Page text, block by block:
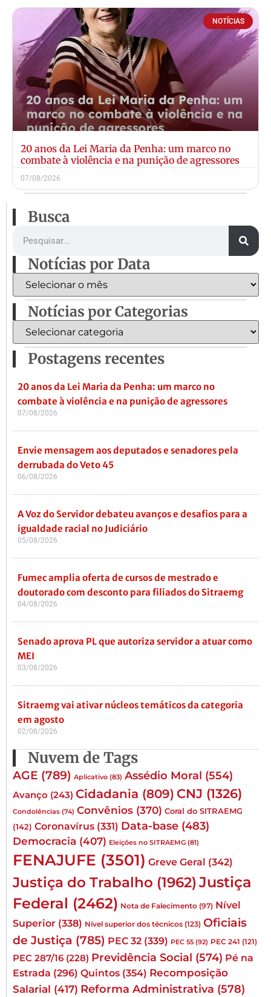
NOTÍCIAS
20 anos da Lei Maria da Penha: um marco no
combate à violência e na punição de agressores
07/08/2026
Busca
Notícias por Data
Notícias por Categorias
Postagens recentes
20 anos da Lei Maria da Penha: um marco no
combate à violência e na punição de agressores
07/08/2026
Envie mensagem aos deputados e senadores pela
derrubada do Veto 45
06/08/2026
A Voz do Servidor debateu avanços e desafios para a
igualdade racial no Judiciário
05/08/2026
Fumec amplia oferta de cursos de mestrado e
doutorado com desconto para filiados do Sitraemg
04/08/2026
Senado aprova PL que autoriza servidor a atuar como
MEI
03/08/2026
Sitraemg vai ativar núcleos temáticos da categoria
em agosto
02/08/2026
Nuvem de Tags
AGE (789) Aplicativo (83) Assédio Moral (554)
Avanço (243) Cidadania (809) CNJ (1326)
Condolências (74) Convênios (370) Coral do SITRAEMG
(142) Coronavírus (331) Data-base (483)
Democracia (407) Eleições no SITRAEMG (81)
FENAJUFE (3501) Greve Geral (342)
Justiça do Trabalho (1962) Justiça
Federal (2462) Nota de Falecimento (97) Nível
Superior (338) Nível superior dos técnicos (123) Oficiais
de Justiça (785) PEC 32 (339) PEC 55 (92) PEC 241 (121)
PEC 287/16 (228) Previdência Social (574) Pé na
Estrada (296) Quintos (354) Recomposição
Salarial (417) Reforma Administrativa (578)